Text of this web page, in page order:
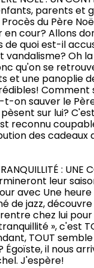
parents et
du Père
en cour? Allons
de quoi est-il
Oh
qu'on se
et une panoplie
on sauver le
sur lui?
reconnu
des cadeaux
: UNE
leur
avec Une
de jazz,
chez lui
», c'est
TOUT
Égoïste, il nous
J'espère!